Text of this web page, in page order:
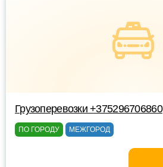
Грузоперевозки +375296706860
ПО ГОРОДУ МЕЖГОРОД